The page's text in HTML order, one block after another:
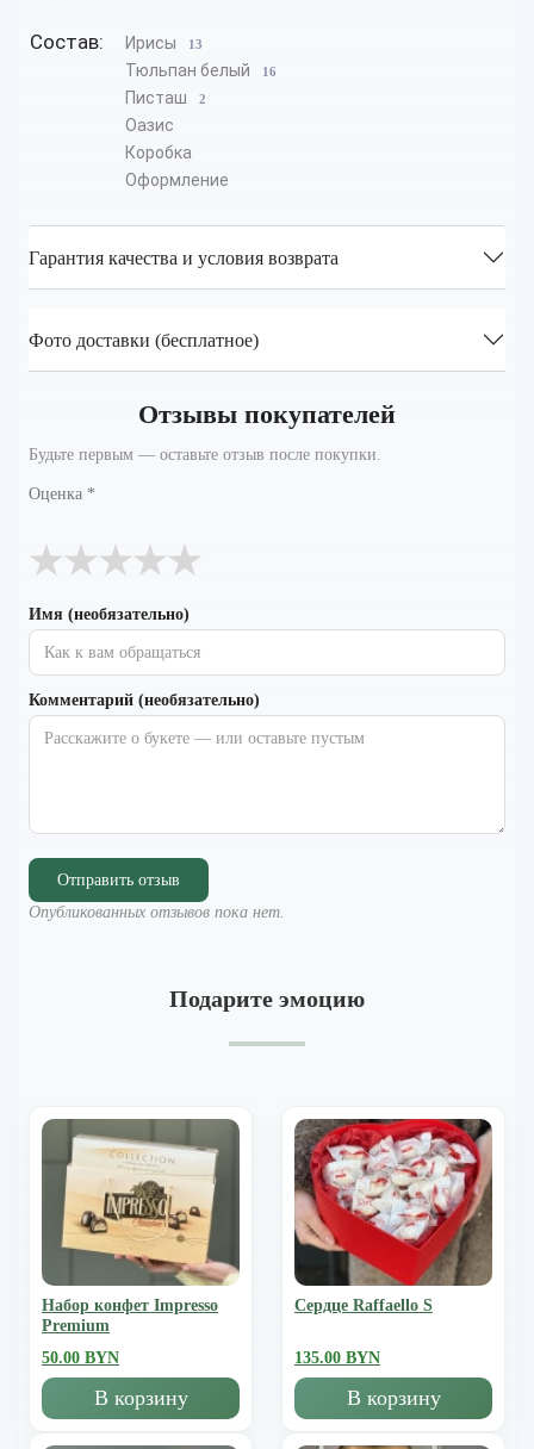
Состав: Ирисы 13
Тюльпан белый 16
Писташ 2
Оазис
Коробка
Оформление
Гарантия качества и условия возврата
Фото доставки (бесплатное)
Отзывы покупателей
Будьте первым — оставьте отзыв после покупки.
Оценка *
★
★
★
★
★
Имя (необязательно)
Комментарий (необязательно)
Отправить отзыв
Опубликованных отзывов пока нет.
Подарите эмоцию
Набор конфет Impresso
Premium
50.00 BYN
В корзину
Сердце Raffaello S
135.00 BYN
В корзину